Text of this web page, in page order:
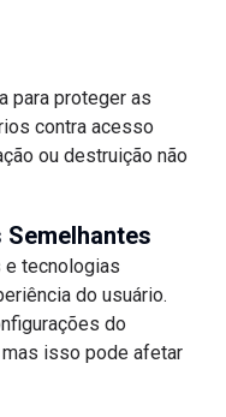
para proteger as
contra acesso
ou destruição não
tecnologias
do usuário.
do
isso pode afetar